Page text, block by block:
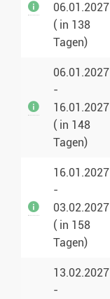
06.01.2027
( in 138
Tagen)
06.01.2027
-
16.01.2027
( in 148
Tagen)
16.01.2027
-
03.02.2027
( in 158
Tagen)
13.02.2027
-